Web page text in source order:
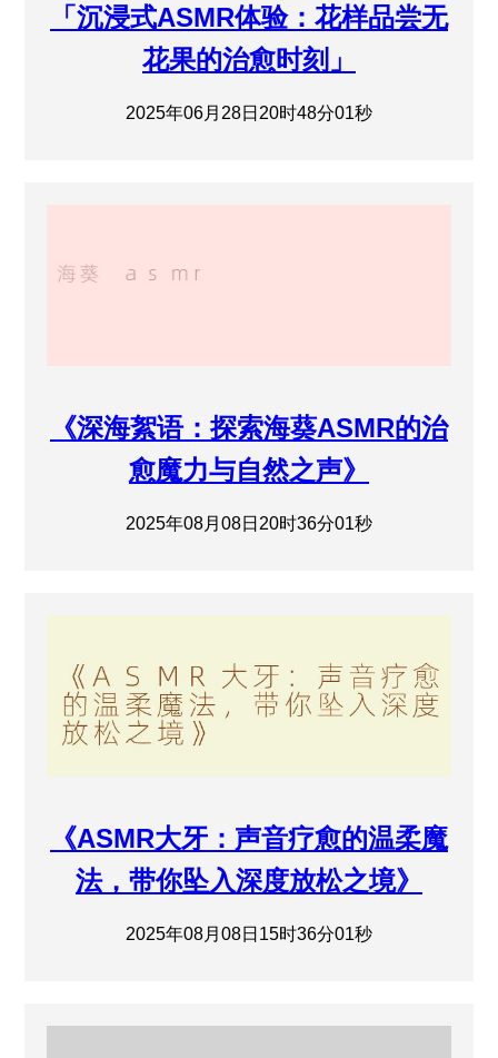
「沉浸式ASMR体验：花样品尝无
花果的治愈时刻」
2025年06月28日20时48分01秒
《深海絮语：探索海葵ASMR的治
愈魔力与自然之声》
2025年08月08日20时36分01秒
《ASMR大牙：声音疗愈的温柔魔
法，带你坠入深度放松之境》
2025年08月08日15时36分01秒